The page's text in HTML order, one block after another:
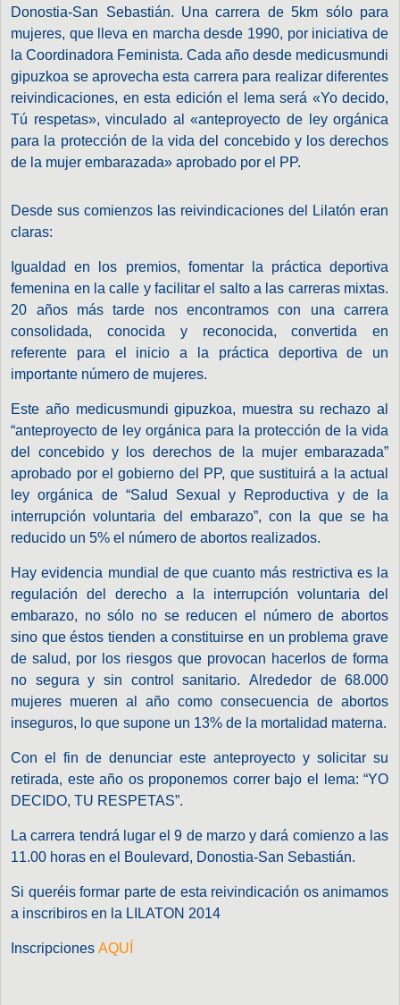
Donostia-San Sebastián. Una carrera de 5km sólo para
mujeres, que lleva en marcha desde 1990, por iniciativa de
la Coordinadora Feminista. Cada año desde medicusmundi
gipuzkoa se aprovecha esta carrera para realizar diferentes
reivindicaciones, en esta edición el lema será «Yo decido,
Tú respetas», vinculado al «anteproyecto de ley orgánica
para la protección de la vida del concebido y los derechos
de la mujer embarazada» aprobado por el PP.
Desde sus comienzos las reivindicaciones del Lilatón eran
claras:
Igualdad en los premios, fomentar la práctica deportiva
femenina en la calle y facilitar el salto a las carreras mixtas.
20 años más tarde nos encontramos con una carrera
consolidada, conocida y reconocida, convertida en
referente para el inicio a la práctica deportiva de un
importante número de mujeres.
Este año medicusmundi gipuzkoa, muestra su rechazo al
“anteproyecto de ley orgánica para la protección de la vida
del concebido y los derechos de la mujer embarazada”
aprobado por el gobierno del PP, que sustituirá a la actual
ley orgánica de “Salud Sexual y Reproductiva y de la
interrupción voluntaria del embarazo”, con la que se ha
reducido un 5% el número de abortos realizados.
Hay evidencia mundial de que cuanto más restrictiva es la
regulación del derecho a la interrupción voluntaria del
embarazo, no sólo no se reducen el número de abortos
sino que éstos tienden a constituirse en un problema grave
de salud, por los riesgos que provocan hacerlos de forma
no segura y sin control sanitario. Alrededor de 68.000
mujeres mueren al año como consecuencia de abortos
inseguros, lo que supone un 13% de la mortalidad materna.
Con el fin de denunciar este anteproyecto y solicitar su
retirada, este año os proponemos correr bajo el lema: “YO
DECIDO, TU RESPETAS”.
La carrera tendrá lugar el 9 de marzo y dará comienzo a las
11.00 horas en el Boulevard, Donostia-San Sebastián.
Si queréis formar parte de esta reivindicación os animamos
a inscribiros en la LILATON 2014
InscripcionesAQUÍ